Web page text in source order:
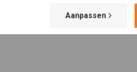
Aanpassen